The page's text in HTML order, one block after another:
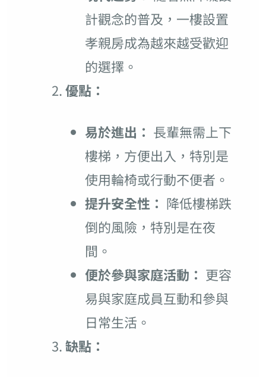
計觀念的普及，一樓設置
孝親房成為越來越受歡迎
的選擇。
優點：
易於進出： 長輩無需上下
樓梯，方便出入，特別是
使用輪椅或行動不便者。
提升安全性： 降低樓梯跌
倒的風險，特別是在夜
間。
便於參與家庭活動： 更容
易與家庭成員互動和參與
日常生活。
缺點：